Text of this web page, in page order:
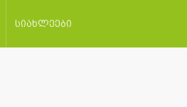
სიახლეები